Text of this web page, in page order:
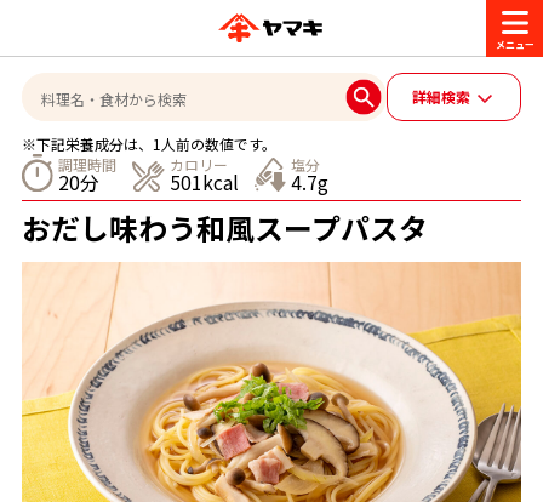
商品情報
ブランド一覧
ヤマキ『めんつゆ』 ヤマキ 割烹白だし
レシピ
おいしいレシピを探す
おいしいレシピトップ
主食レシピ
主菜レシピ
かつお節・だしを楽しむ
かつお節・だしを知る
だしの取り方
かつお節の削り方
CM・キャンペーン
キャンペーン一覧
企業・採用情報
企業情報
お問い合わせ
詳細検索
※下記栄養成分は、1人前の数値です。
調理時間
20分
カロリー
501kcal
塩分
4.7g
おだし味わう和風スープパスタ